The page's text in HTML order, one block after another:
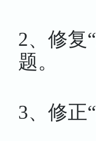
2、修复“
题。
3、修正“